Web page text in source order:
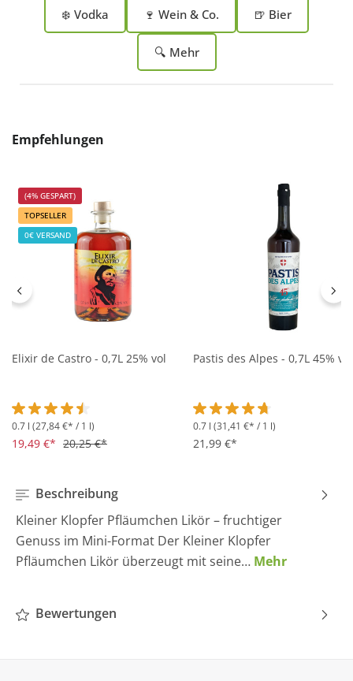
❄️ Vodka 🍷 Wein & Co. 🍺 Bier
🔍 Mehr
Produktgalerie überspringen
Empfehlungen
(4% GESPART)
TOPSELLER
0€ VERSAND
Elixir de Castro - 0,7L 25% vol
Durchschnittliche Bewertung von 4.5 von 5 Sternen
0.7 l (27,84 €* / 1 l)
19,49 €* 20,25 €*
Pastis des Alpes - 0,7L 45% vol
Durchschnittliche
0.7 l (31,41 €* / 1 l)
21,99 €*
Beschreibung
Kleiner Klopfer Pfläumchen Likör – fruchtiger
Genuss im Mini-Format Der Kleiner Klopfer
Pfläumchen Likör überzeugt mit seine… Mehr
Bewertungen